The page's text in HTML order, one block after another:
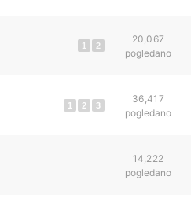
1 2
20,067
pogledano
1 2 3
36,417
pogledano
14,222
pogledano